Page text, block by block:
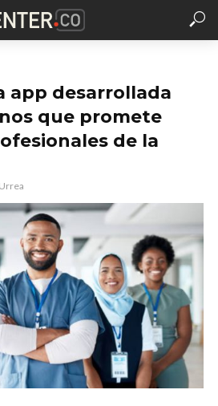
app desarrollada
que promete
de la